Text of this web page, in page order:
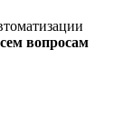
вопросам